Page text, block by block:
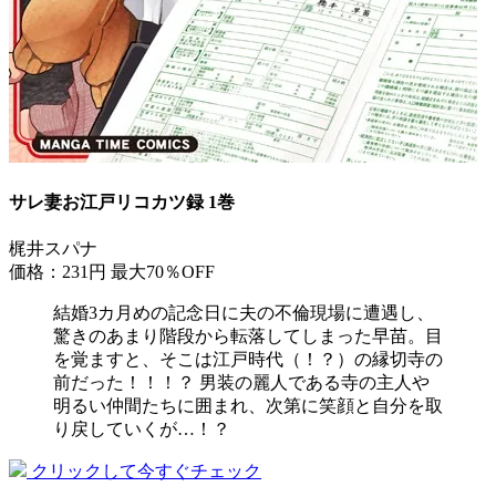
サレ妻お江戸リコカツ録 1巻
梶井スパナ
価格：231円 最大70％OFF
結婚3カ月めの記念日に夫の不倫現場に遭遇し、
驚きのあまり階段から転落してしまった早苗。目
を覚ますと、そこは江戸時代（！？）の縁切寺の
前だった！！！？ 男装の麗人である寺の主人や
明るい仲間たちに囲まれ、次第に笑顔と自分を取
り戻していくが…！？
クリックして今すぐチェック